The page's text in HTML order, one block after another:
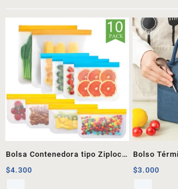
Bolsa Contenedora tipo Ziploc
1
$4.300
Bolso
$3.000